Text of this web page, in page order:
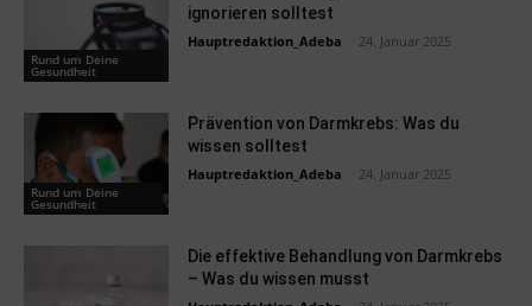
Rund um Deine
Gesundheit
ignorieren solltest
Hauptredaktion_Adeba 24. Januar 2025
Rund um Deine
Gesundheit
Prävention von Darmkrebs: Was du
wissen solltest
Hauptredaktion_Adeba 24. Januar 2025
Die effektive Behandlung von Darmkrebs
– Was du wissen musst